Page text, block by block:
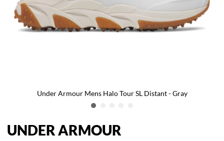
Under Armour Mens Halo Tour SL Distant - Gray
UNDER ARMOUR